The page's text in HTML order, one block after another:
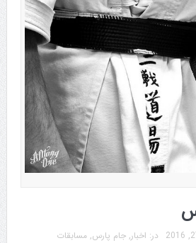
در: اخبار, جام پارس, مسابقات